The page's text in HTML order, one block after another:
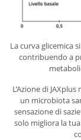
La curva glicemica
contribuendo a
L’Azione di
un microbiota
sensazione di
solo migliora la